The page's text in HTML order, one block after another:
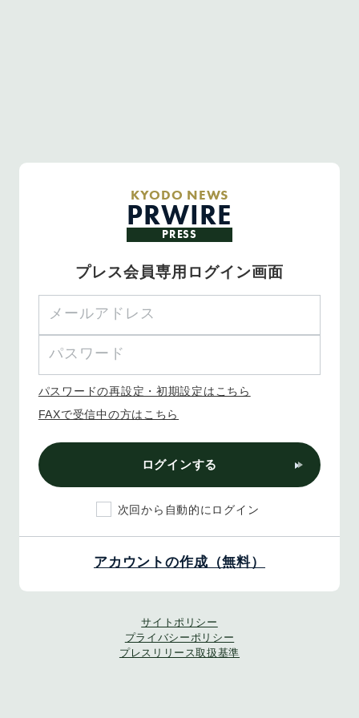
KYODO NEWS
PRWIRE
PRESS
プレス会員専用ログイン画面
パスワードの再設定・初期設定はこちら
FAXで受信中の方はこちら
ログインする
次回から自動的にログイン
アカウントの作成（無料）
サイトポリシー
プライバシーポリシー
プレスリリース取扱基準